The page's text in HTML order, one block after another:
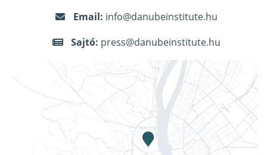
Email: info@danubeinstitute.hu
Sajtó: press@danubeinstitute.hu